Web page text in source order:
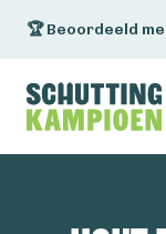
🏆 Beoordeeld